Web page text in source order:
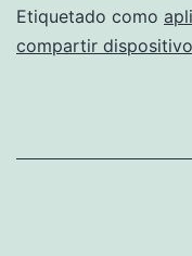
Etiquetado como
compartir